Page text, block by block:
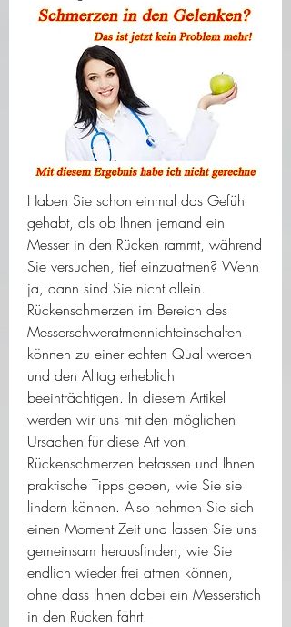
Haben Sie schon einmal das Gefühl
gehabt, als ob Ihnen jemand ein
Messer in den Rücken rammt, während
Sie versuchen, tief einzuatmen? Wenn
ja, dann sind Sie nicht allein.
Rückenschmerzen im Bereich des
Messerschweratmennichteinschalten
können zu einer echten Qual werden
und den Alltag erheblich
beeinträchtigen. In diesem Artikel
werden wir uns mit den möglichen
Ursachen für diese Art von
Rückenschmerzen befassen und Ihnen
praktische Tipps geben, wie Sie sie
lindern können. Also nehmen Sie sich
einen Moment Zeit und lassen Sie uns
gemeinsam herausfinden, wie Sie
endlich wieder frei atmen können,
ohne dass Ihnen dabei ein Messerstich
in den Rücken fährt.